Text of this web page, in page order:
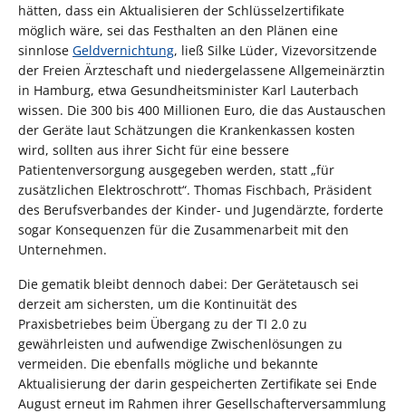
hätten, dass ein Aktualisieren der Schlüsselzertifikate
möglich wäre, sei das Festhalten an den Plänen eine
sinnlose Geldvernichtung, ließ Silke Lüder, Vizevorsitzende
der Freien Ärzteschaft und niedergelassene Allgemeinärztin
in Hamburg, etwa Gesundheitsminister Karl Lauterbach
wissen. Die 300 bis 400 Millionen Euro, die das Austauschen
der Geräte laut Schätzungen die Krankenkassen kosten
wird, sollten aus ihrer Sicht für eine bessere
Patientenversorgung ausgegeben werden, statt „für
zusätzlichen Elektroschrott“. Thomas Fischbach, Präsident
des Berufsverbandes der Kinder- und Jugendärzte, forderte
sogar Konsequenzen für die Zusammenarbeit mit den
Unternehmen.
Die gematik bleibt dennoch dabei: Der Gerätetausch sei
derzeit am sichersten, um die Kontinuität des
Praxisbetriebes beim Übergang zu der TI 2.0 zu
gewährleisten und aufwendige Zwischenlösungen zu
vermeiden. Die ebenfalls mögliche und bekannte
Aktualisierung der darin gespeicherten Zertifikate sei Ende
August erneut im Rahmen ihrer Gesellschafterversammlung